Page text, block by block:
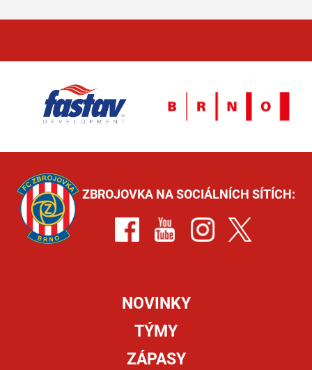
ZBROJOVKA NA SOCIÁLNÍCH SÍTÍCH:
NOVINKY
TÝMY
ZÁPASY